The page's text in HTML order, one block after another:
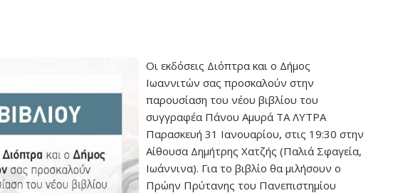
Οι εκδόσεις Διόπτρα και ο Δήμος
Ιωαννιτών σας προσκαλούν στην
παρουσίαση του νέου βιβλίου του
συγγραφέα Πάνου Αμυρά ΤΑ ΛΥΤΡΑ
Παρασκευή 31 Ιανουαρίου, στις 19:30 στην
Αίθουσα Δημήτρης Χατζής (Παλιά Σφαγεία,
Ιωάννινα). Για το βιβλίο θα μιλήσουν ο
Πρώην Πρύτανης του Πανεπιστημίου